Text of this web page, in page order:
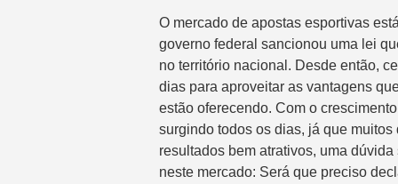
O mercado de apostas esportivas
governo federal sancionou uma lei
no território nacional. Desde então,
dias para aproveitar as vantagens
estão oferecendo. Com o
surgindo todos os dias, já que
resultados bem atrativos, uma
neste mercado: Será que preciso